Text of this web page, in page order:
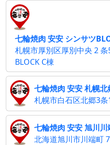
七輪焼肉 安安 シンサツ
札幌市厚別区厚別中央 2
BLOCK C棟
七輪焼肉 安安 札幌北
札幌市白石区北郷3
七輪焼肉 安安 旭川川
北海道旭川市川端町